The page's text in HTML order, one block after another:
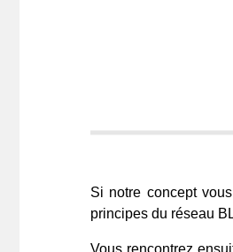
Si notre concept
principes du réseau